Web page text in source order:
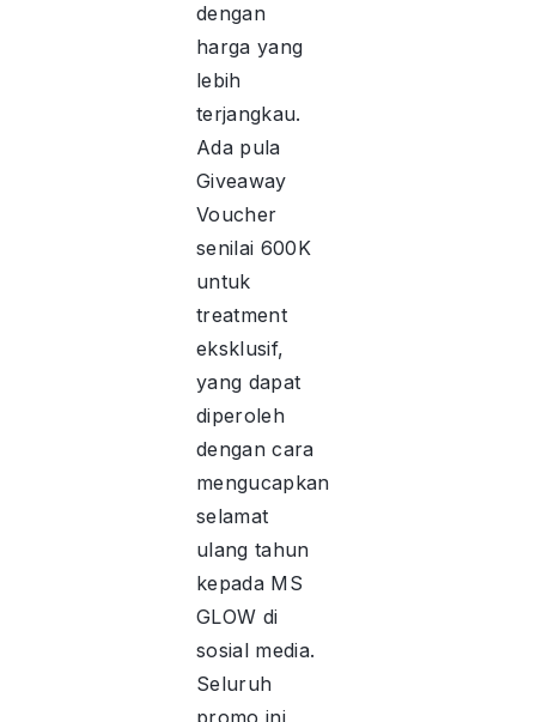
dengan
harga yang
lebih
terjangkau.
Ada pula
Giveaway
Voucher
senilai 600K
untuk
treatment
eksklusif,
yang dapat
diperoleh
dengan cara
mengucapkan
selamat
ulang tahun
kepada MS
GLOW di
sosial media.
Seluruh